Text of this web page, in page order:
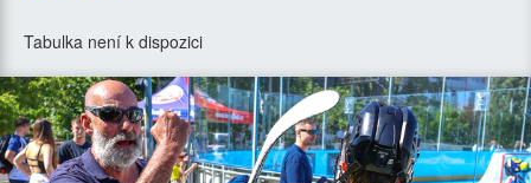
Tabulka není k dispozici